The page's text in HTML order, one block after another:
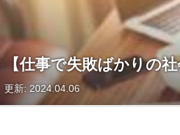
【仕事で失敗ばかりの
更新: 2024.04.06